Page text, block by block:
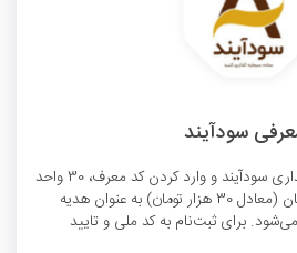
با ثبت‌نام در سامانه سرمایه‌گذاری سودآیند و وارد کردن کد معرف، 30 واحد
صندوق گسترش فردای ایرانیان (معادل 30 هزار تومان) به عنوان هدیه
برای ثبت‌نام به کد ملی و تایید